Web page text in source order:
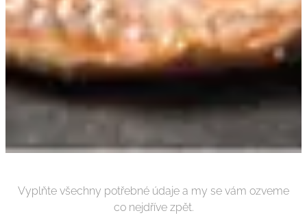
Vyplňte všechny potřebné údaje a my se vám ozveme
co nejdříve zpět.